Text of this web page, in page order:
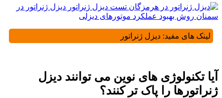
لینک های مفید: دیزل ژنراتور
آیا تکنولوژی ‌های نوین می ‌توانند دیزل
ژنراتورها را پاک ‌تر کنند؟